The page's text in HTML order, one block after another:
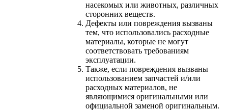
насекомых или животных, различных
сторонних веществ.
Дефекты или повреждения вызваны
тем, что использовались расходные
материалы, которые не могут
соответствовать требованиям
эксплуатации.
Также, если повреждения вызваны
использованием запчастей и/или
расходных материалов, не
являющимися оригинальными или
официальной заменой оригинальным.